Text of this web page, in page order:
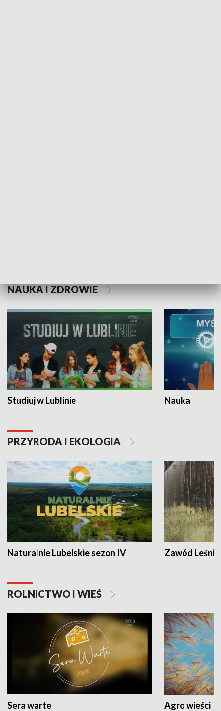
NAUKA I ZDROWIE
Studiuj w Lublinie Nauka
PRZYRODA I EKOLOGIA
Naturalnie Lubelskie sezon IV Zawód Leśnik
ROLNICTWO I WIEŚ
Sera warte Agro wieści